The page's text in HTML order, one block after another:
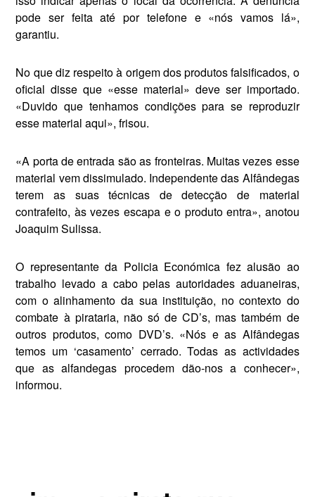
pode ser fei­ta até por telefone e «nós vamos lá»,
garantiu.
No que diz respeito à origem dos produtos falsificados, o
oficial disse que «esse material» deve ser importado.
«Duvido que tenha­mos condições para se reproduzir
esse material aqui», frisou.
«A porta de entrada são as fron­teiras. Muitas vezes esse
material vem dissimulado. Independen­te das Alfândegas
terem as suas técnicas de detecção de material
contrafeito, às vezes escapa e o produto entra», anotou
Joaquim Sulissa.
O representante da Policia Eco­nómica fez alusão ao
trabalho levado a cabo pelas autoridades aduaneiras,
com o alinhamento da sua instituição, no contexto do
combate à pirataria, não só de CD’s, mas também de
outros pro­dutos, como DVD’s. «Nós e as Al­fândegas
temos um ‘casamento’ cerrado. Todas as actividades
que as alfandegas procedem dão-nos a conhecer»,
informou.